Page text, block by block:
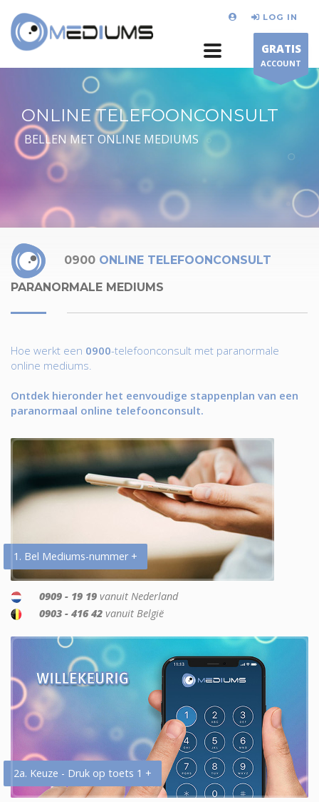
LOG IN
GRATIS
ACCOUNT
ONLINE TELEFOONCONSULT
BELLEN MET ONLINE MEDIUMS
0900 ONLINE TELEFOONCONSULT
PARANORMALE MEDIUMS
Hoe werkt een 0900-telefoonconsult met paranormale
online mediums.
Ontdek hieronder het eenvoudige stappenplan van een
paranormaal online telefoonconsult.
1. Bel Mediums-nummer +
0909 - 19 19 vanuit Nederland
0903 - 416 42 vanuit België
2a. Keuze - Druk op toets 1 +